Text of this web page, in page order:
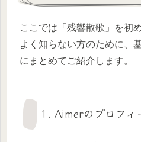
ここでは「残響散歌」を初
よく知らない方のために、
にまとめてご紹介します。
1. Aimerのプロフィ